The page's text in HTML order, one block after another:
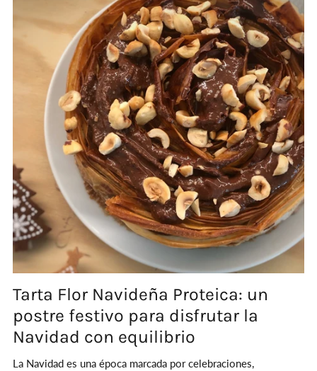
Tarta Flor Navideña Proteica: un
postre festivo para disfrutar la
Navidad con equilibrio
La Navidad es una época marcada por celebraciones,